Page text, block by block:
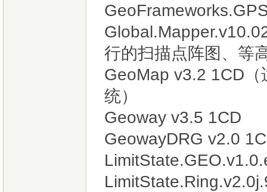
行的扫描点阵图、等
GeoMap v3.2 1CD
统）
Geoway v3.5 1CD
GeowayDRG v2.0